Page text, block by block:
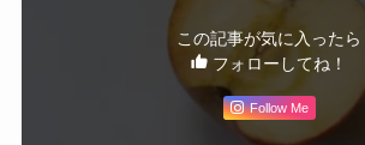
この記事が気に入ったら
フォローしてね！
Follow Me